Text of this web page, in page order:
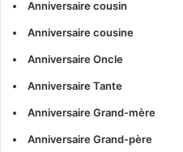
Anniversaire cousin
Anniversaire cousine
Anniversaire Oncle
Anniversaire Tante
Anniversaire Grand-mère
Anniversaire Grand-père